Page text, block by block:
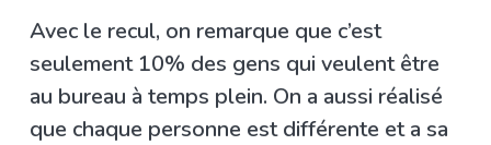
Avec le recul, on remarque que c’est
seulement 10% des gens qui veulent être
au bureau à temps plein. On a aussi réalisé
que chaque personne est différente et a sa